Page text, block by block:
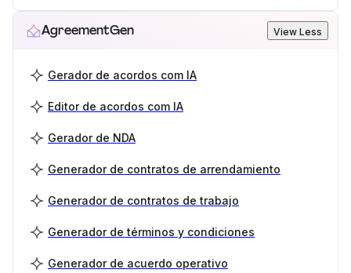
AgreementGen View Less
Gerador de acordos com IA
Editor de acordos com IA
Gerador de NDA
Generador de contratos de arrendamiento
Generador de contratos de trabajo
Generador de términos y condiciones
Generador de acuerdo operativo